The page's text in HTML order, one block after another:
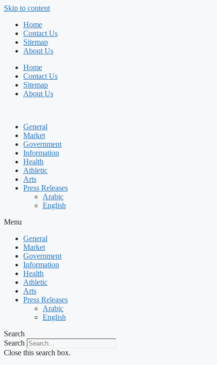
Skip to content
Home
Contact Us
Sitemap
About Us
Home
Contact Us
Sitemap
About Us
General
Market
Government
Information
Health
Athletic
Arts
Press Releases
Arabic
English
Menu
General
Market
Government
Information
Health
Athletic
Arts
Press Releases
Arabic
English
Search
Search
Close this search box.